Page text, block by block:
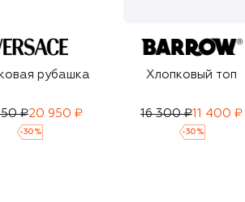
рубашка
₽20 950 ₽
-30 %
Хлопковый топ
16 300 ₽11 400 ₽
-30 %